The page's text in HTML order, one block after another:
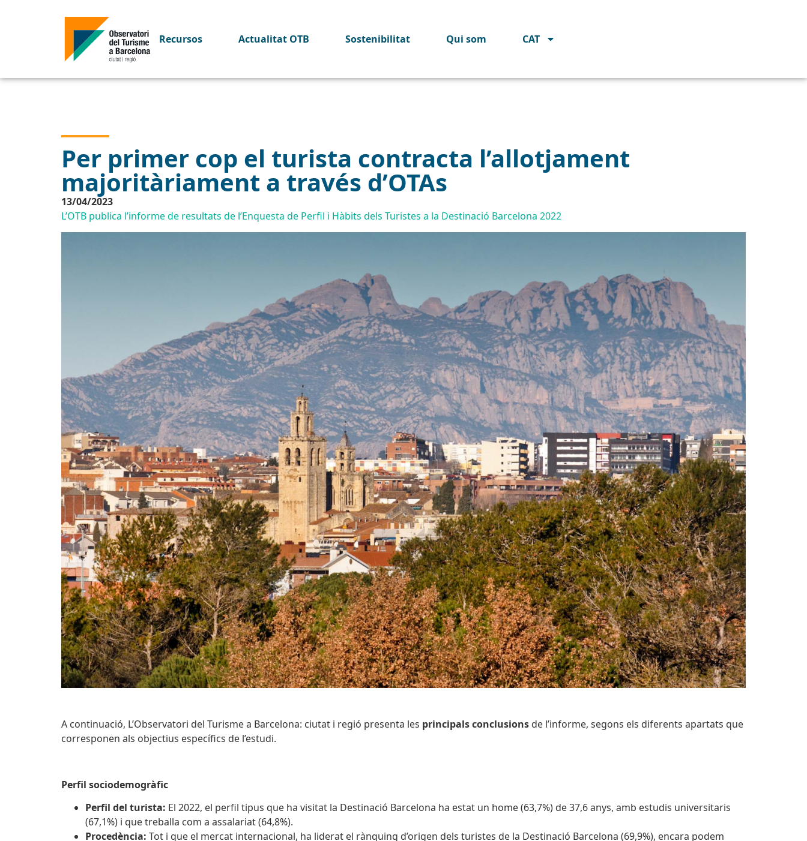
Recursos Actualitat OTB Sostenibilitat Qui som CAT
Per primer cop el turista contracta l’allotjament
majoritàriament a través d’OTAs
13/04/2023
L’OTB publica l’informe de resultats de l’Enquesta de Perfil i Hàbits dels Turistes a la Destinació Barcelona 2022
A continuació, L’Observatori del Turisme a Barcelona: ciutat i regió presenta les principalsconclusions de l’informe, segons els diferents apartats que
corresponen als objectius específics de l’estudi.
Perfil sociodemogràfic
Perfil del turista: El 2022, el perfil tipus que ha visitat la Destinació Barcelona ha estat un home (63,7%) de 37,6 anys, amb estudis universitaris
(67,1%) i que treballa com a assalariat (64,8%).
Procedència: Tot i que el mercat internacional, ha liderat el rànquing d’origen dels turistes de la Destinació Barcelona (69,9%), encara podem